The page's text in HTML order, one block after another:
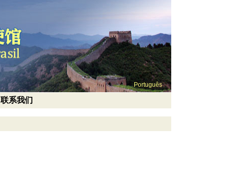
Português
联系我们